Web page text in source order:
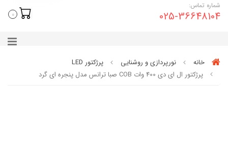
شماره تماس:
025-36648104
0
خانه نورپردازی و روشنایی
پرژکتور LED
پرژکتور ال ای دی 400 وات COB صبا ترانس مدل پنجره ای گرد